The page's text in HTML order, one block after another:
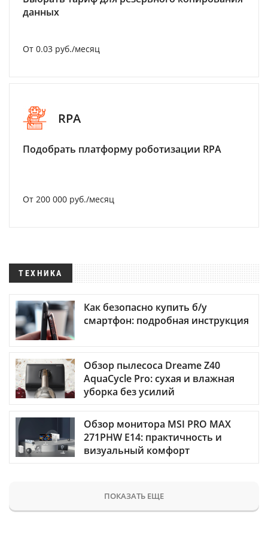
данных
От 0.03 руб./месяц
RPA
Подобрать платформу роботизации RPA
От 200 000 руб./месяц
ТЕХНИКА
Как безопасно купить б/у
смартфон: подробная инструкция
Обзор пылесоса Dreame Z40
AquaCycle Pro: сухая и влажная
уборка без усилий
Обзор монитора MSI PRO MAX
271PHW E14: практичность и
визуальный комфорт
ПОКАЗАТЬ ЕЩЕ